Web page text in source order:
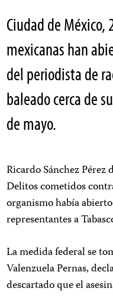
Ciudad de
mexicanas han
del periodista de
baleado cerca de
de mayo.
Ricardo Sánchez
Delitos cometidos
organismo había
representantes a
La medida federal se
Valenzuela Pernas,
descartado que el